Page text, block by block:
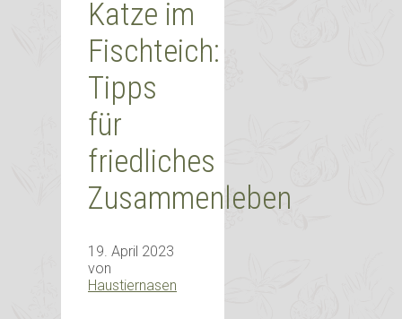
Katze im
Fischteich:
Tipps
für
friedliches
Zusammenleben
19. April 2023
von
Haustiernasen